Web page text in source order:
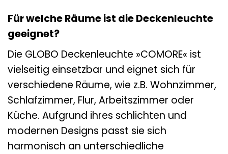
Für welche Räume ist die Deckenleuchte
geeignet?
Die GLOBO Deckenleuchte »COMORE« ist
vielseitig einsetzbar und eignet sich für
verschiedene Räume, wie z.B. Wohnzimmer,
Schlafzimmer, Flur, Arbeitszimmer oder
Küche. Aufgrund ihres schlichten und
modernen Designs passt sie sich
harmonisch an unterschiedliche